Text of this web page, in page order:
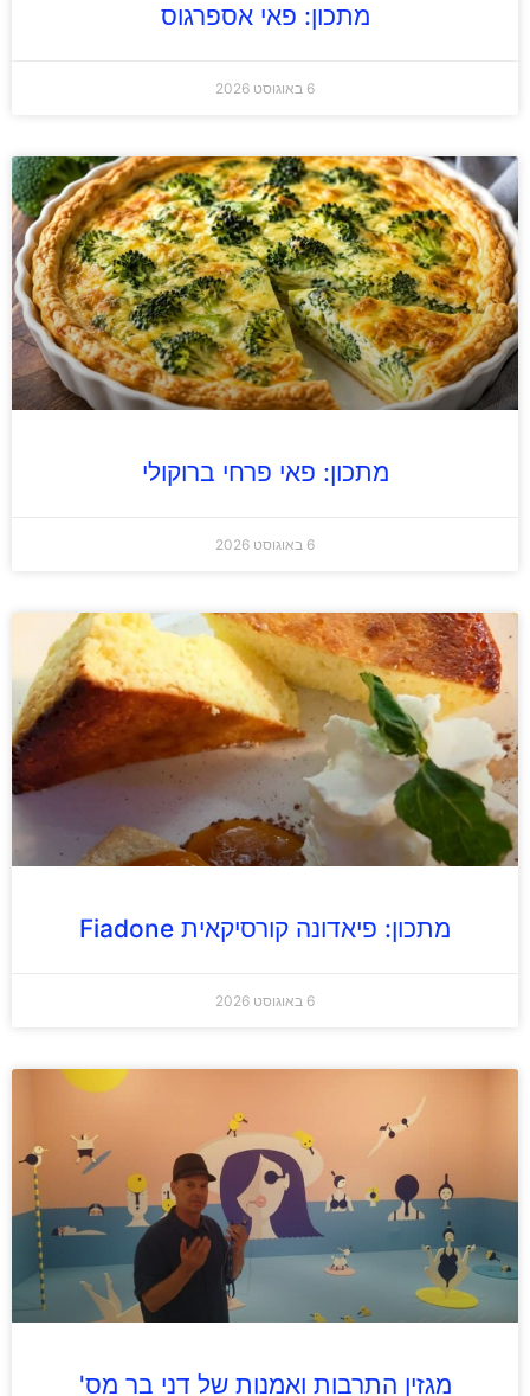
מתכון: פאי אספרגוס
6 באוגוסט 2026
מתכון: פאי פרחי ברוקולי
6 באוגוסט 2026
מתכון: פיאדונה קורסיקאית Fiadone
6 באוגוסט 2026
מגזין התרבות ואמנות של דני בר מס'